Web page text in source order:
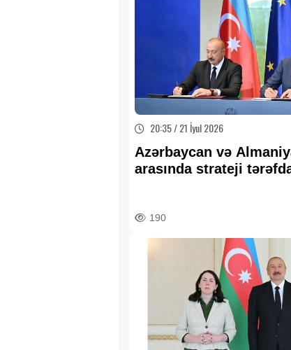
20:35 / 21 İyul 2026
Azərbaycan və
arasında strateji
190